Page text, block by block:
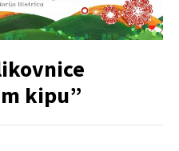
kipu”